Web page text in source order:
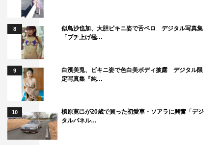
8
似鳥沙也加、大胆ビキニ姿で舌ペロ デジタル写真集
「ブチ上げ極…
9
白濱美兎、ビキニ姿で色白美ボディ披露 デジタル限
定写真集『純…
10
槙原寛己が20歳で買った初愛車・ソアラに興奮「デジ
タルパネル…